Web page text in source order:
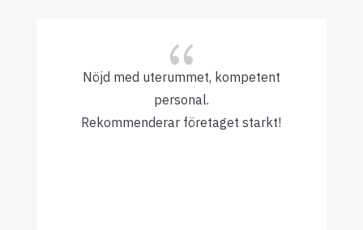
{
Nöjd med uterummet, kompetent
personal.
Rekommenderar företaget starkt!